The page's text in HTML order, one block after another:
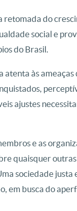
retomada do
social e
do Brasil.
atenta às
ajustes
e as
quaisquer
sociedade
em busca do